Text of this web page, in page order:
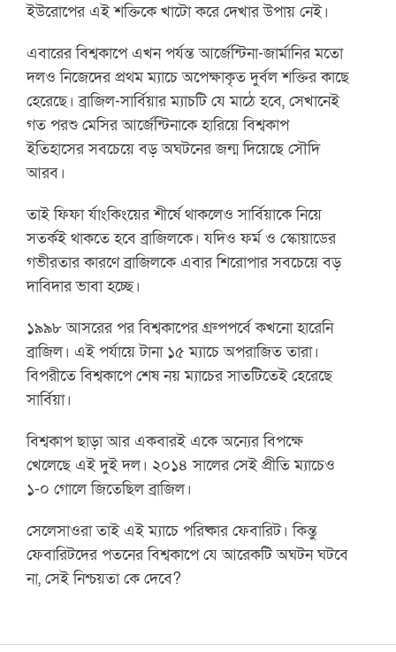
ইউরোপের এই শক্তিকে খাটো করে দেখার উপায় নেই।
এবারের বিশ্বকাপে এখন পর্যন্ত আর্জেন্টিনা-জার্মানির মতো
দলও নিজেদের প্রথম ম্যাচে অপেক্ষাকৃত দুর্বল শক্তির কাছে
হেরেছে। ব্রাজিল-সার্বিয়ার ম্যাচটি যে মাঠে হবে, সেখানেই
গত পরশু মেসির আর্জেন্টিনাকে হারিয়ে বিশ্বকাপ
ইতিহাসের সবচেয়ে বড় অঘটনের জন্ম দিয়েছে সৌদি
আরব।
তাই ফিফা র্যাংকিংয়ের শীর্ষে থাকলেও সার্বিয়াকে নিয়ে
সতর্কই থাকতে হবে ব্রাজিলকে। যদিও ফর্ম ও স্কোয়াডের
গভীরতার কারণে ব্রাজিলকে এবার শিরোপার সবচেয়ে বড়
দাবিদার ভাবা হচ্ছে।
১৯৯৮ আসরের পর বিশ্বকাপের গ্রুপপর্বে কখনো হারেনি
ব্রাজিল। এই পর্যায়ে টানা ১৫ ম্যাচে অপরাজিত তারা।
বিপরীতে বিশ্বকাপে শেষ নয় ম্যাচের সাতটিতেই হেরেছে
সার্বিয়া।
বিশ্বকাপ ছাড়া আর একবারই একে অন্যের বিপক্ষে
খেলেছে এই দুই দল। ২০১৪ সালের সেই প্রীতি ম্যাচেও
১-০ গোলে জিতেছিল ব্রাজিল।
সেলেসাওরা তাই এই ম্যাচে পরিষ্কার ফেবারিট। কিন্তু
ফেবারিটদের পতনের বিশ্বকাপে যে আরেকটি অঘটন ঘটবে
না, সেই নিশ্চয়তা কে দেবে?